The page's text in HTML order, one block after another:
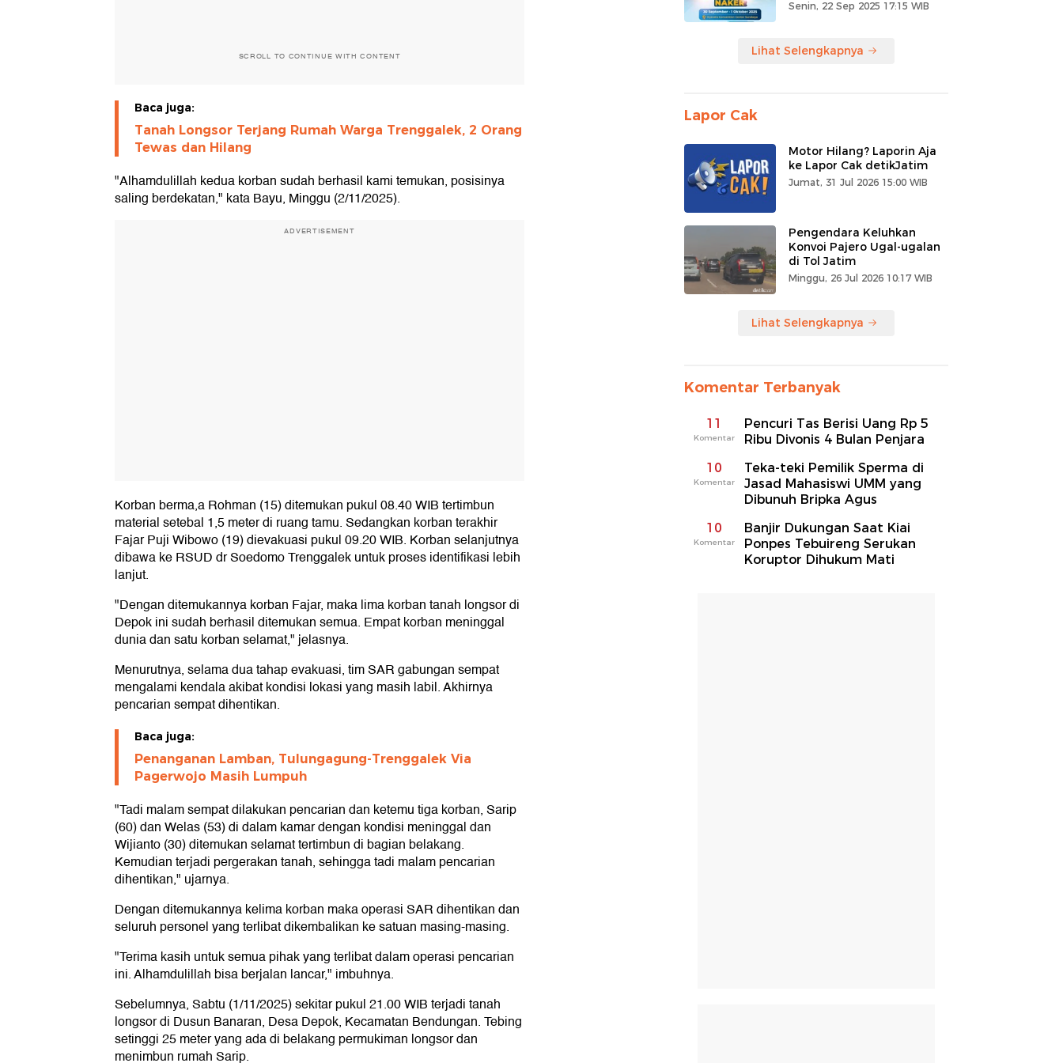
SCROLL TO CONTINUE WITH CONTENT
Baca juga:
Tanah Longsor Terjang Rumah Warga Trenggalek, 2 Orang
Tewas dan Hilang
"Alhamdulillah kedua korban sudah berhasil kami temukan, posisinya
saling berdekatan," kata Bayu, Minggu (2/11/2025).
ADVERTISEMENT
Korban berma,a Rohman (15) ditemukan pukul 08.40 WIB tertimbun
material setebal 1,5 meter di ruang tamu. Sedangkan korban terakhir
Fajar Puji Wibowo (19) dievakuasi pukul 09.20 WIB. Korban selanjutnya
dibawa ke RSUD dr Soedomo Trenggalek untuk proses identifikasi lebih
lanjut.
"Dengan ditemukannya korban Fajar, maka lima korban tanah longsor di
Depok ini sudah berhasil ditemukan semua. Empat korban meninggal
dunia dan satu korban selamat," jelasnya.
Menurutnya, selama dua tahap evakuasi, tim SAR gabungan sempat
mengalami kendala akibat kondisi lokasi yang masih labil. Akhirnya
pencarian sempat dihentikan.
Baca juga:
Penanganan Lamban, Tulungagung-Trenggalek Via
Pagerwojo Masih Lumpuh
"Tadi malam sempat dilakukan pencarian dan ketemu tiga korban, Sarip
(60) dan Welas (53) di dalam kamar dengan kondisi meninggal dan
Wijianto (30) ditemukan selamat tertimbun di bagian belakang.
Kemudian terjadi pergerakan tanah, sehingga tadi malam pencarian
dihentikan," ujarnya.
Dengan ditemukannya kelima korban maka operasi SAR dihentikan dan
seluruh personel yang terlibat dikembalikan ke satuan masing-masing.
"Terima kasih untuk semua pihak yang terlibat dalam operasi pencarian
ini. Alhamdulillah bisa berjalan lancar," imbuhnya.
Sebelumnya, Sabtu (1/11/2025) sekitar pukul 21.00 WIB terjadi tanah
longsor di Dusun Banaran, Desa Depok, Kecamatan Bendungan. Tebing
setinggi 25 meter yang ada di belakang permukiman longsor dan
menimbun rumah Sarip.
Senin, 22 Sep 2025 17:15 WIB
Lihat Selengkapnya
Lapor Cak
Motor Hilang? Laporin Aja
ke Lapor Cak detikJatim
Jumat, 31 Jul 2026 15:00 WIB
Pengendara Keluhkan
Konvoi Pajero Ugal-ugalan
di Tol Jatim
Minggu, 26 Jul 2026 10:17 WIB
Lihat Selengkapnya
Komentar Terbanyak
11
Komentar
Pencuri Tas Berisi Uang Rp 5
Ribu Divonis 4 Bulan Penjara
10
Komentar
Teka-teki Pemilik Sperma di
Jasad Mahasiswi UMM yang
Dibunuh Bripka Agus
10
Komentar
Banjir Dukungan Saat Kiai
Ponpes Tebuireng Serukan
Koruptor Dihukum Mati